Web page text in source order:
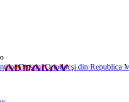
Creştini Ortodocşi din Republica